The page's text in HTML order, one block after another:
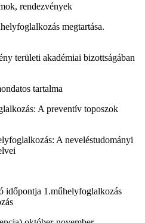
rendezvények
megtartása.
akadémiai bizottságában
tartalma
A preventív toposzok
A neveléstudományi
időpontja 1.műhelyfoglalkozás